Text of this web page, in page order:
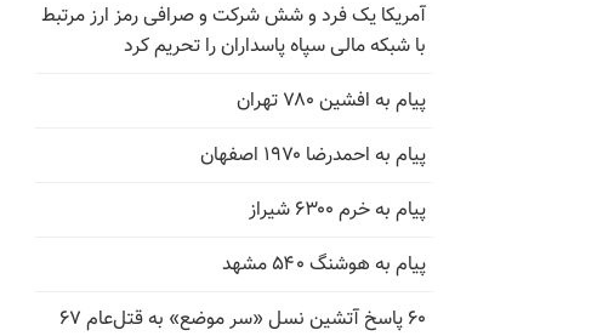
آمریکا یک فرد و شش شرکت و صرافی رمز ارز مرتبط
با شبکه مالی سپاه پاسداران را تحریم کرد
پیام به افشین ۷۸۰ تهران
پیام به احمدرضا ۱۹۷۰ اصفهان
پیام به خرم ۶۳۰۰ شیراز
پیام به هوشنگ ۵۴۰ مشهد
۶۰ پاسخ آتشین نسل «سر موضع» به قتل‌عام ۶۷